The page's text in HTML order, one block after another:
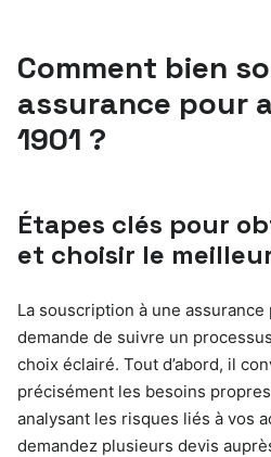
Comment bien
assurance pour
1901 ?
Étapes clés pour
et choisir le
La souscription à une
demande de suivre un
choix éclairé. Tout d’abord, il
précisément les besoins
analysant les risques liés à vos
demandez plusieurs devis